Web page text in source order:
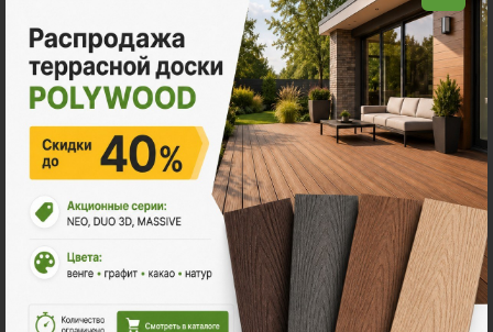
Заборы и ограждения
POLYWOOD™ ШТАКЕТНИК
Ед. измерения
Цена за пог. м.: